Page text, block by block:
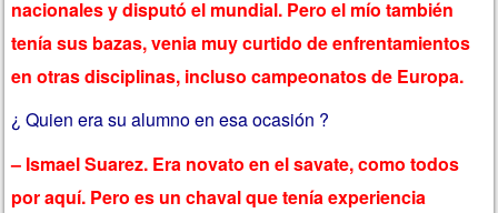
nacionales y disputó el mundial. Pero el mío también
tenía sus bazas, venia muy curtido de enfrentamientos
en otras disciplinas, incluso campeonatos de Europa.
¿ Quien era su alumno en esa ocasión ?
– Ismael Suarez. Era novato en el savate, como todos
por aquí. Pero es un chaval que tenía experiencia